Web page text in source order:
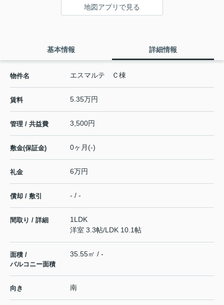
地図アプリで見る
基本情報 詳細情報
物件名 エスマルテ Ｃ棟
賃料 5.35万円
管理 / 共益費 3,500円
敷金(保証金) 0ヶ月(-)
礼金 6万円
償却 / 敷引 - / -
間取り / 詳細
1LDK
洋室 3.3帖/LDK 10.1帖
面積 /
バルコニー面積
35.55㎡ / -
向き 南